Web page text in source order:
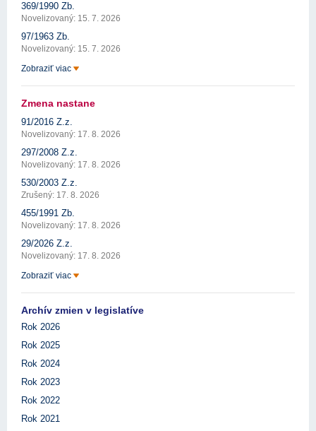
369/1990 Zb.
Novelizovaný: 15. 7. 2026
97/1963 Zb.
Novelizovaný: 15. 7. 2026
Zobraziť viac
Zmena nastane
91/2016 Z.z.
Novelizovaný: 17. 8. 2026
297/2008 Z.z.
Novelizovaný: 17. 8. 2026
530/2003 Z.z.
Zrušený: 17. 8. 2026
455/1991 Zb.
Novelizovaný: 17. 8. 2026
29/2026 Z.z.
Novelizovaný: 17. 8. 2026
Zobraziť viac
Archív zmien v legislatíve
Rok 2026
Rok 2025
Rok 2024
Rok 2023
Rok 2022
Rok 2021